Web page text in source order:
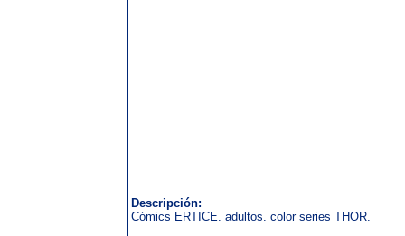
Descripción:
Cómics ERTICE. adultos. color series THOR.